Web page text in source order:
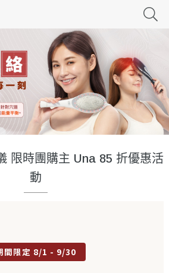
限時團購主 Una 85 折優惠活
動
間限定 8/1 - 9/30